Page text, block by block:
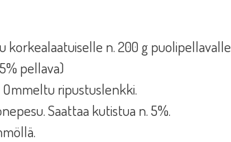
korkealaatuiselle n. 200 g puolipellavalle
pellava)
Ommeltu ripustuslenkki.
Saattaa kutistua n. 5%.